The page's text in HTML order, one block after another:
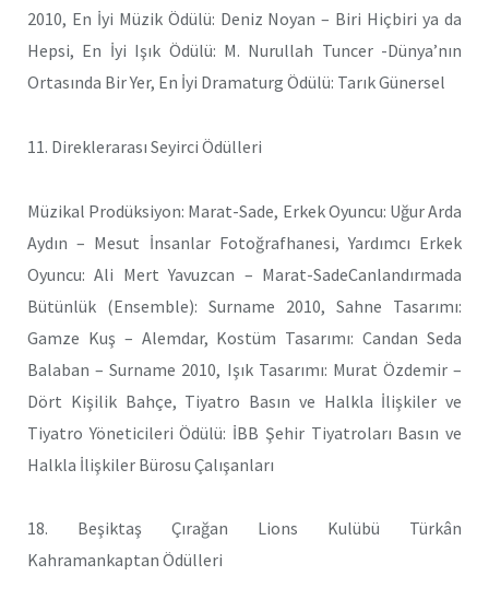
2010, En İyi Müzik Ödülü: Deniz Noyan – Biri Hiçbiri ya da
Hepsi, En İyi Işık Ödülü: M. Nurullah Tuncer -Dünya’nın
Ortasında Bir Yer, En İyi Dramaturg Ödülü: Tarık Günersel
11. Direklerarası Seyirci Ödülleri
Müzikal Prodüksiyon: Marat-Sade, Erkek Oyuncu: Uğur Arda
Aydın – Mesut İnsanlar Fotoğrafhanesi, Yardımcı Erkek
Oyuncu: Ali Mert Yavuzcan – Marat-SadeCanlandırmada
Bütünlük (Ensemble): Surname 2010, Sahne Tasarımı:
Gamze Kuş – Alemdar, Kostüm Tasarımı: Candan Seda
Balaban – Surname 2010, Işık Tasarımı: Murat Özdemir –
Dört Kişilik Bahçe, Tiyatro Basın ve Halkla İlişkiler ve
Tiyatro Yöneticileri Ödülü: İBB Şehir Tiyatroları Basın ve
Halkla İlişkiler Bürosu Çalışanları
18. Beşiktaş Çırağan Lions Kulübü Türkân
Kahramankaptan Ödülleri